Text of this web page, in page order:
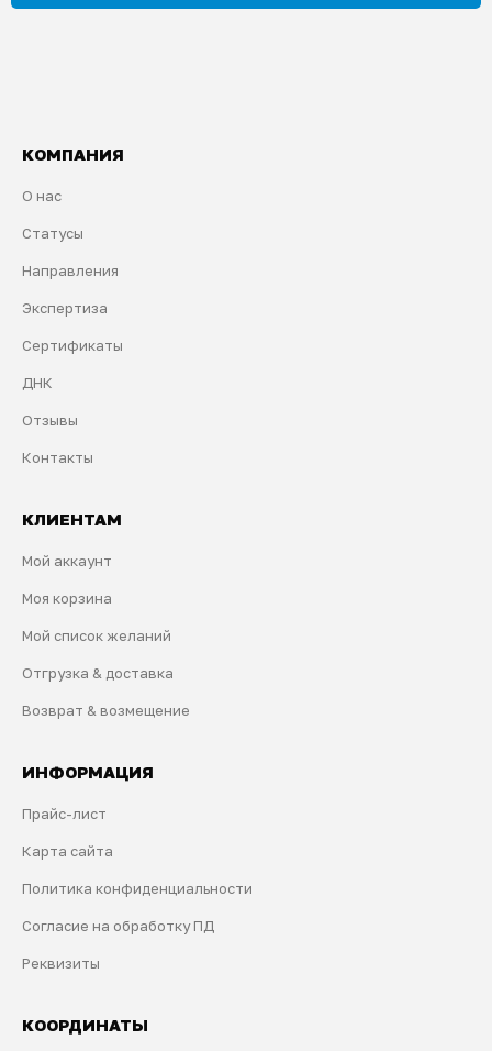
КОМПАНИЯ
О нас
Статусы
Направления
Экспертиза
Сертификаты
ДНК
Отзывы
Контакты
КЛИЕНТАМ
Мой аккаунт
Моя корзина
Мой список желаний
Отгрузка & доставка
Возврат & возмещение
ИНФОРМАЦИЯ
Прайс-лист
Карта сайта
Политика конфиденциальности
Согласие на обработку ПД
Реквизиты
КООРДИНАТЫ